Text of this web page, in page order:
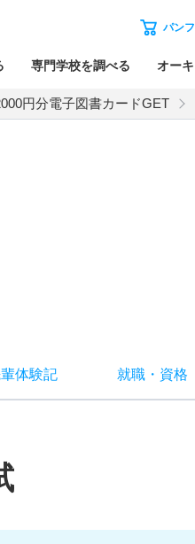
パン
専門学校を調べる オー
円分電子図書カードGET
体験記 就職・ 資格